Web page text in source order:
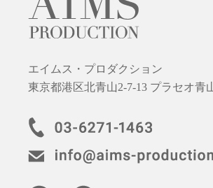
エイムス・プロダクション
東京都港区北青山2-7-13 プラセオ青